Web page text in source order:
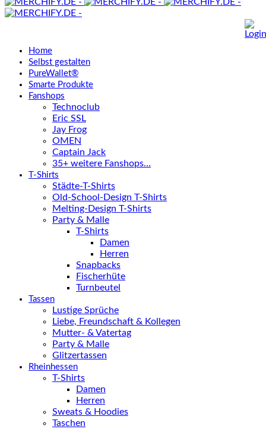
Home
Selbst gestalten
PureWallet®
Smarte Produkte
Fanshops
Technoclub
Eric SSL
Jay Frog
OMEN
Captain Jack
35+ weitere Fanshops…
T-Shirts
Städte-T-Shirts
Old-School-Design T-Shirts
Melting-Design T-Shirts
Party & Malle
T-Shirts
Damen
Herren
Snapbacks
Fischerhüte
Turnbeutel
Tassen
Lustige Sprüche
Liebe, Freundschaft & Kollegen
Mutter- & Vatertag
Party & Malle
Glitzertassen
Rheinhessen
T-Shirts
Damen
Herren
Sweats & Hoodies
Taschen